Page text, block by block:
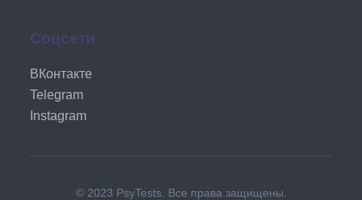
Соцсети
ВКонтакте
Telegram
Instagram
© 2023 PsyTests. Все права защищены.